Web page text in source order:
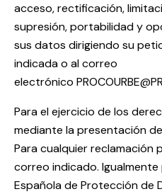
acceso, rectificación,
supresión, portabilidad y
sus datos dirigiendo su
indicada o al correo
electrónico
Para el ejercicio de los
mediante la presentación de
Para cualquier reclamación
correo indicado.
Española de Protección de